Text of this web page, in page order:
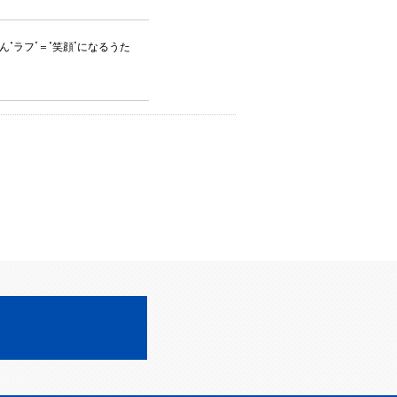
ラフ”＝“笑顔”になるうた